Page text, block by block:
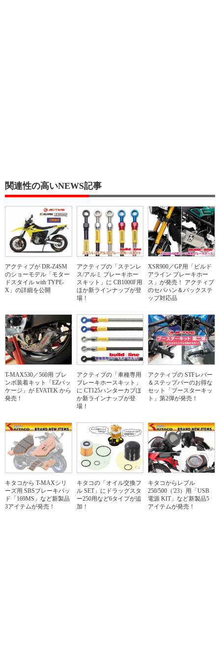
関連性の高いNEWS記事
アクティブが DR-Z4SM
のショーモデル「モター
ドスタイル with TYPE-
X」の詳細を公開
アクティブの「ステンレ
ス/アルミ ブレーキホー
スキット」に CB1000F用
ほか新ラインナップが登
場！
XSR900／GP用「ビルド
アライン ブレーキホー
ス」が発売！ アクティブ
のセパハン＆バックステ
ップ対応品
T-MAX530／560用 ブレ
ンボ装着キット「EZパッ
ケージ」が EVATEK から
発売！
アクティブの「車種専用
ブレーキホースキット」
に CT125ハンターカブほ
か新ラインナップが登
場！
アクティブの STFレバー
＆ステップバーのお得な
セット「ブースターキッ
ト」第2弾が発売！
キタコから T-MAXシリ
ーズ用 SBSブレーキパッ
ド「169MS」など新製品
3アイテムが発売！
キタコの「オイル交換フ
ル SET」にドラッグスタ
ー250用など6タイプが追
加！
キタコからレブル
250/500（'23）用「USB
電源 KIT」など新製品5
アイテムが発売！